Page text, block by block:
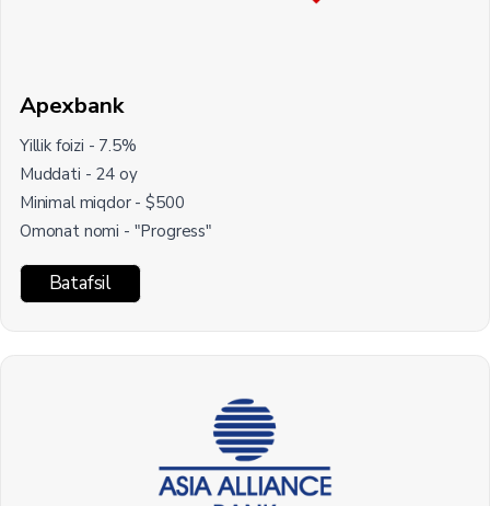
Apexbank
Yillik foizi - 7.5%
Muddati - 24 oy
Minimal miqdor - $500
Omonat nomi - "Progress"
Batafsil